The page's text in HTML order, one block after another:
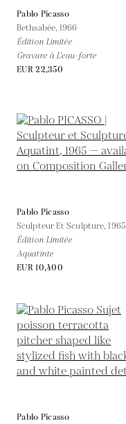
Pablo Picasso
Bethsabée,1966
Édition Limitée
Gravure à L'eau-forte
EUR 22,350
Pablo Picasso
Sculpteur Et Sculpture,1965
Édition Limitée
Aquatinte
EUR 10,400
Pablo Picasso